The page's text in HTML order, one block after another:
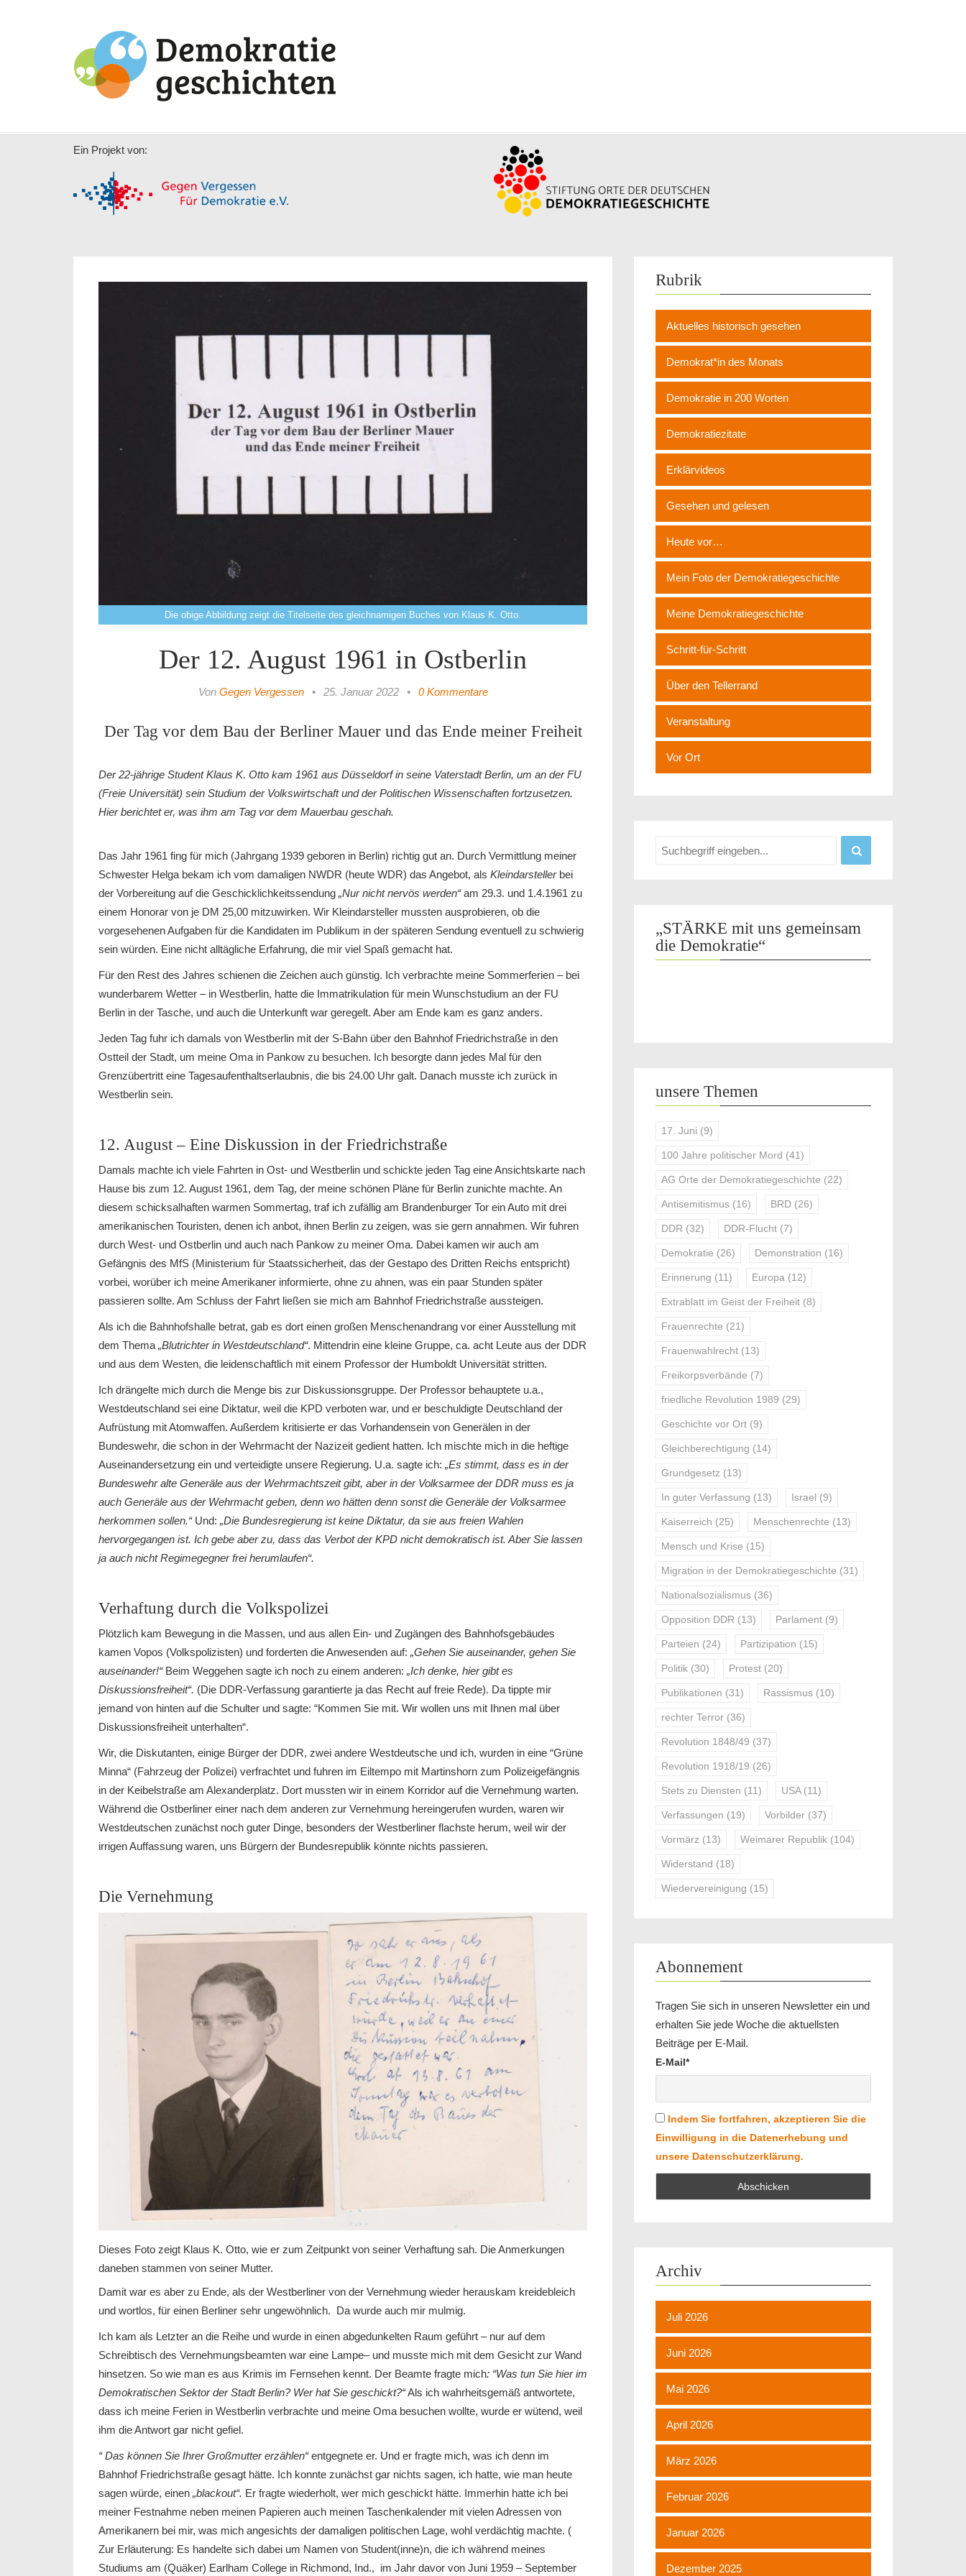
Ein Projekt von:
Die obige Abbildung zeigt die Titelseite des gleichnamigen Buches von Klaus K. Otto.
Der 12. August 1961 in Ostberlin
Von Gegen Vergessen • 25. Januar 2022 • 0 Kommentare
Der Tag vor dem Bau der Berliner Mauer und das Ende meiner Freiheit
Der 22-jährige Student Klaus K. Otto kam 1961 aus Düsseldorf in seine Vaterstadt Berlin, um an der FU
(Freie Universität) sein Studium der Volkswirtschaft und der Politischen Wissenschaften fortzusetzen.
Hier berichtet er, was ihm am Tag vor dem Mauerbau geschah.
Das Jahr 1961 fing für mich (Jahrgang 1939 geboren in Berlin) richtig gut an. Durch Vermittlung meiner
Schwester Helga bekam ich vom damaligen NWDR (heute WDR) das Angebot, als Kleindarsteller bei
der Vorbereitung auf die Geschicklichkeitssendung „Nur nicht nervös werden“am 29.3. und 1.4.1961 zu
einem Honorar von je DM 25,00 mitzuwirken. Wir Kleindarsteller mussten ausprobieren, ob die
vorgesehenen Aufgaben für die Kandidaten im Publikum in der späteren Sendung eventuell zu schwierig
sein würden. Eine nicht alltägliche Erfahrung, die mir viel Spaß gemacht hat.
Für den Rest des Jahres schienen die Zeichen auch günstig. Ich verbrachte meine Sommerferien – bei
wunderbarem Wetter – in Westberlin, hatte die Immatrikulation für mein Wunschstudium an der FU
Berlin in der Tasche, und auch die Unterkunft war geregelt. Aber am Ende kam es ganz anders.
Jeden Tag fuhr ich damals von Westberlin mit der S-Bahn über den Bahnhof Friedrichstraße in den
Ostteil der Stadt, um meine Oma in Pankow zu besuchen. Ich besorgte dann jedes Mal für den
Grenzübertritt eine Tagesaufenthaltserlaubnis, die bis 24.00 Uhr galt. Danach musste ich zurück in
Westberlin sein.
12. August – Eine Diskussion in der Friedrichstraße
Damals machte ich viele Fahrten in Ost- und Westberlin und schickte jeden Tag eine Ansichtskarte nach
Hause bis zum 12. August 1961, dem Tag, der meine schönen Pläne für Berlin zunichte machte. An
diesem schicksalhaften warmen Sommertag, traf ich zufällig am Brandenburger Tor ein Auto mit drei
amerikanischen Touristen, denen ich anbot, ihnen Berlin zu zeigen, was sie gern annahmen. Wir fuhren
durch West- und Ostberlin und auch nach Pankow zu meiner Oma. Dabei kamen wir auch am
Gefängnis des MfS (Ministerium für Staatssicherheit, das der Gestapo des Dritten Reichs entspricht)
vorbei, worüber ich meine Amerikaner informierte, ohne zu ahnen, was ein paar Stunden später
passieren sollte. Am Schluss der Fahrt ließen sie mich am Bahnhof Friedrichstraße aussteigen.
Als ich die Bahnhofshalle betrat, gab es dort einen großen Menschenandrang vor einer Ausstellung mit
dem Thema „Blutrichter in Westdeutschland“. Mittendrin eine kleine Gruppe, ca. acht Leute aus der DDR
und aus dem Westen, die leidenschaftlich mit einem Professor der Humboldt Universität stritten.
Ich drängelte mich durch die Menge bis zur Diskussionsgruppe. Der Professor behauptete u.a.,
Westdeutschland sei eine Diktatur, weil die KPD verboten war, und er beschuldigte Deutschland der
Aufrüstung mit Atomwaffen. Außerdem kritisierte er das Vorhandensein von Generälen in der
Bundeswehr, die schon in der Wehrmacht der Nazizeit gedient hatten. Ich mischte mich in die heftige
Auseinandersetzung ein und verteidigte unsere Regierung. U.a. sagte ich: „Es stimmt, dass es in der
Bundeswehr alte Generäle aus der Wehrmachtszeit gibt, aber in der Volksarmee der DDR muss es ja
auch Generäle aus der Wehrmacht geben, denn wo hätten denn sonst die Generäle der Volksarmee
herkommen sollen.“Und: „Die Bundesregierung ist keine Diktatur, da sie aus freien Wahlen
hervorgegangen ist. Ich gebe aber zu, dass das Verbot der KPD nicht demokratisch ist. Aber Sie lassen
ja auch nicht Regimegegner frei herumlaufen“.
Verhaftung durch die Volkspolizei
Plötzlich kam Bewegung in die Massen, und aus allen Ein- und Zugängen des Bahnhofsgebäudes
kamen Vopos (Volkspolizisten) und forderten die Anwesenden auf: „Gehen Sie auseinander, gehen Sie
auseinander!“Beim Weggehen sagte ich noch zu einem anderen: „Ich denke, hier gibt es
Diskussionsfreiheit“. (Die DDR-Verfassung garantierte ja das Recht auf freie Rede). Da tippte mir
jemand von hinten auf die Schulter und sagte: “Kommen Sie mit. Wir wollen uns mit Ihnen mal über
Diskussionsfreiheit unterhalten“.
Wir, die Diskutanten, einige Bürger der DDR, zwei andere Westdeutsche und ich, wurden in eine “Grüne
Minna“ (Fahrzeug der Polizei) verfrachtet und fuhren im Eiltempo mit Martinshorn zum Polizeigefängnis
in der Keibelstraße am Alexanderplatz. Dort mussten wir in einem Korridor auf die Vernehmung warten.
Während die Ostberliner einer nach dem anderen zur Vernehmung hereingerufen wurden, waren wir
Westdeutschen zunächst noch guter Dinge, besonders der Westberliner flachste herum, weil wir der
irrigen Auffassung waren, uns Bürgern der Bundesrepublik könnte nichts passieren.
Die Vernehmung
Dieses Foto zeigt Klaus K. Otto, wie er zum Zeitpunkt von seiner Verhaftung sah. Die Anmerkungen
daneben stammen von seiner Mutter.
Damit war es aber zu Ende, als der Westberliner von der Vernehmung wieder herauskam kreidebleich
und wortlos, für einen Berliner sehr ungewöhnlich. Da wurde auch mir mulmig.
Ich kam als Letzter an die Reihe und wurde in einen abgedunkelten Raum geführt – nur auf dem
Schreibtisch des Vernehmungsbeamten war eine Lampe– und musste mich mit dem Gesicht zur Wand
hinsetzen. So wie man es aus Krimis im Fernsehen kennt. Der Beamte fragte mich: “Was tun Sie hier im
Demokratischen Sektor der Stadt Berlin? Wer hat Sie geschickt?“Als ich wahrheitsgemäß antwortete,
dass ich meine Ferien in Westberlin verbrachte und meine Oma besuchen wollte, wurde er wütend, weil
ihm die Antwort gar nicht gefiel.
“ Das können Sie Ihrer Großmutter erzählen“entgegnete er. Und er fragte mich, was ich denn im
Bahnhof Friedrichstraße gesagt hätte. Ich konnte zunächst gar nichts sagen, ich hatte, wie man heute
sagen würde, einen „blackout“. Er fragte wiederholt, wer mich geschickt hätte. Immerhin hatte ich bei
meiner Festnahme neben meinen Papieren auch meinen Taschenkalender mit vielen Adressen von
Amerikanern bei mir, was mich angesichts der damaligen politischen Lage, wohl verdächtig machte. (
Zur Erläuterung: Es handelte sich dabei um Namen von Student(inne)n, die ich während meines
Studiums am (Quäker) Earlham College in Richmond, Ind., im Jahr davor von Juni 1959 – September
Rubrik
Aktuelles historisch gesehen
Demokrat*in des Monats
Demokratie in 200 Worten
Demokratiezitate
Erklärvideos
Gesehen und gelesen
Heute vor…
Mein Foto der Demokratiegeschichte
Meine Demokratiegeschichte
Schritt-für-Schritt
Über den Tellerrand
Veranstaltung
Vor Ort
„STÄRKE mit uns gemeinsam
die Demokratie“
unsere Themen
17. Juni (9)
100 Jahre politischer Mord (41)
AG Orte der Demokratiegeschichte (22)
Antisemitismus (16) BRD (26)
DDR (32) DDR-Flucht (7)
Demokratie (26) Demonstration (16)
Erinnerung (11) Europa (12)
Extrablatt im Geist der Freiheit (8)
Frauenrechte (21)
Frauenwahlrecht (13)
Freikorpsverbände (7)
friedliche Revolution 1989 (29)
Geschichte vor Ort (9)
Gleichberechtigung (14)
Grundgesetz (13)
In guter Verfassung (13) Israel (9)
Kaiserreich (25) Menschenrechte (13)
Mensch und Krise (15)
Migration in der Demokratiegeschichte (31)
Nationalsozialismus (36)
Opposition DDR (13) Parlament (9)
Parteien (24) Partizipation (15)
Politik (30) Protest (20)
Publikationen (31) Rassismus (10)
rechter Terror (36)
Revolution 1848/49 (37)
Revolution 1918/19 (26)
Stets zu Diensten (11) USA(11)
Verfassungen (19) Vorbilder (37)
Vormärz (13) Weimarer Republik (104)
Widerstand (18)
Wiedervereinigung (15)
Abonnement
Tragen Sie sich in unseren Newsletter ein und
erhalten Sie jede Woche die aktuellsten
Beiträge per E-Mail.
E-Mail*
Indem Sie fortfahren, akzeptieren Sie die
Einwilligung in die Datenerhebung und
unsere Datenschutzerklärung.
Archiv
Juli 2026
Juni 2026
Mai 2026
April 2026
März 2026
Februar 2026
Januar 2026
Dezember 2025